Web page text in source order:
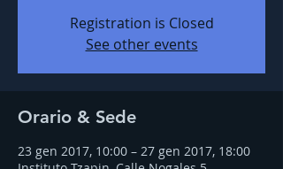
Registration is Closed
See other events
Orario & Sede
23 gen 2017, 10:00 – 27 gen 2017, 18:00